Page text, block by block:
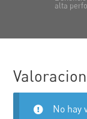
alta
No hay